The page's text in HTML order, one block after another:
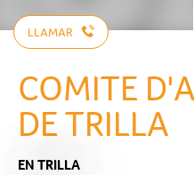
LLAMAR
COMITE
DE TRILLA
EN TRILLA